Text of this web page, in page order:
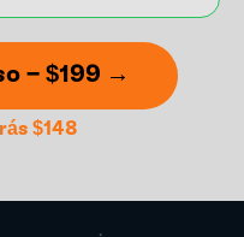
- $199 →
$148